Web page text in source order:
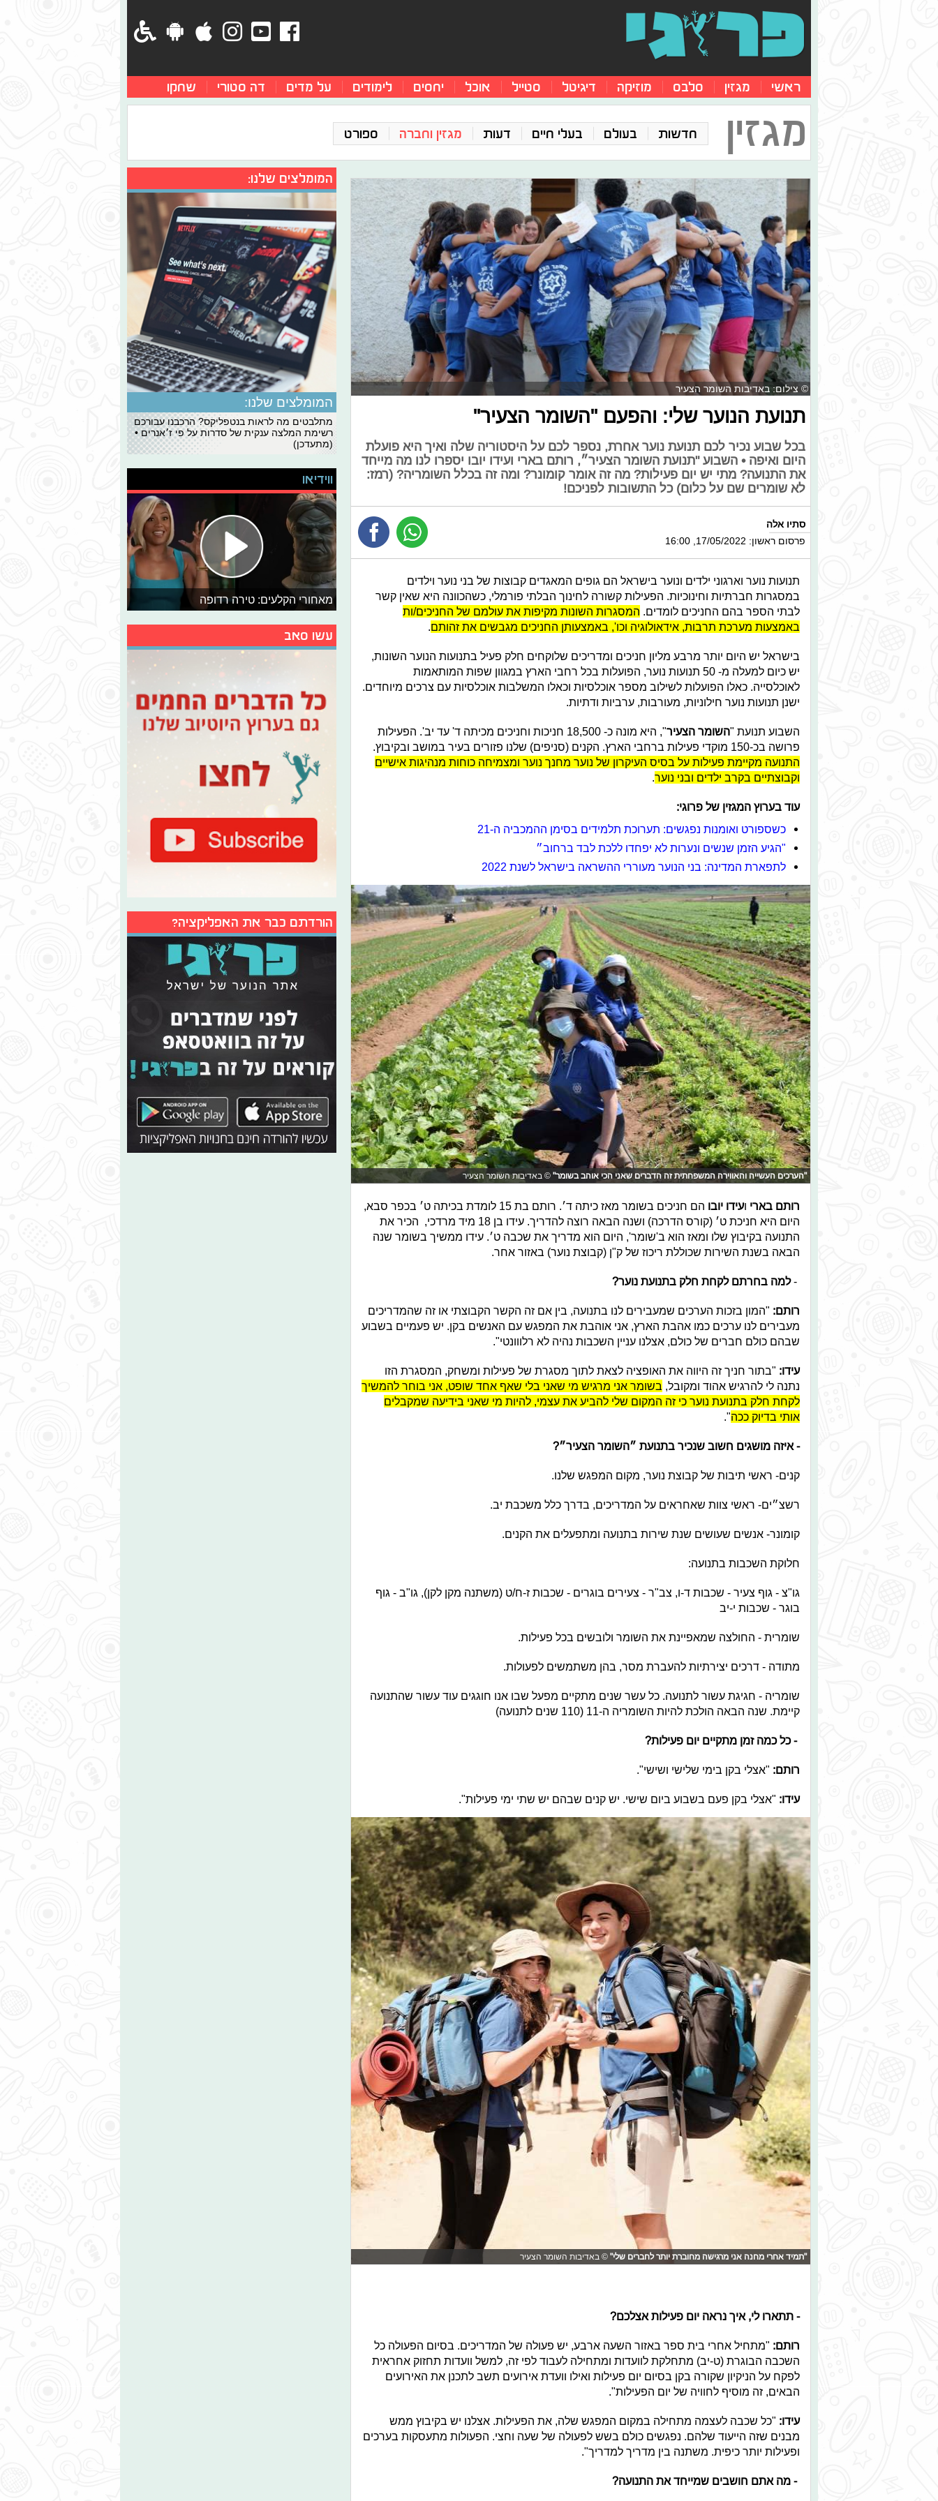
ראשי מגזין סלבס מוזיקה דיגיטל סטייל אוכל יחסים לימודים על מדים דה סטורי שחקו
מגזין חדשות בעולם בעלי חיים דעות מגזין וחברה ספורט
© צילום: באדיבות השומר הצעיר
תנועת הנוער שלי: והפעם "השומר הצעיר"
בכל שבוע נכיר לכם תנועת נוער אחרת, נספר לכם על היסטוריה שלה ואיך היא פועלת
היום ואיפה • השבוע "תנועת השומר הצעיר״, רותם בארי ועידו יובו יספרו לנו מה מייחד
את התנועה? מתי יש יום פעילות? מה זה אומר קומונר? ומה זה בכלל השומריה? (רמז:
לא שומרים שם על כלום) כל התשובות לפניכם!
סתיו אלה
פרסום ראשון: 17/05/2022, 16:00
תנועות נוער וארגוני ילדים ונוער בישראל הם גופים המאגדים קבוצות של בני נוער וילדים
במסגרות חברתיות וחינוכיות. הפעילות קשורה לחינוך הבלתי פורמלי, כשהכוונה היא שאין קשר
לבתי הספר בהם החניכים לומדים. המסגרות השונות מקיפות את עולמם של החניכים/ות
באמצעות מערכת תרבות, אידאולוגיה וכו', באמצעותן החניכים מגבשים את זהותם.
בישראל יש היום יותר מרבע מליון חניכים ומדריכים שלוקחים חלק פעיל בתנועות הנוער השונות,
יש כיום למעלה מ- 50 תנועות נוער, הפועלות בכל רחבי הארץ במגוון שפות המותאמות
לאוכלסייה. כאלו הפועלות לשילוב מספר אוכלסיות וכאלו המשלבות אוכלסיות עם צרכים מיוחדים.
ישנן תנועות נוער חילוניות, מעורבות, ערביות ודתיות.
השבוע תנועת "השומר הצעיר
", היא מונה כ- 18,500 חניכות וחניכים מכיתה ד' עד יב'. הפעילות
פרושה בכ-150 מוקדי פעילות ברחבי הארץ. הקנים (סניפים) שלנו פזורים בעיר במושב ובקיבוץ.
התנועה מקיימת פעילות על בסיס העיקרון של נוער מחנך נוער ומצמיחה כוחות מנהיגות אישיים
וקבוצתיים בקרב ילדים ובני נוער.
עוד בערוץ המגזין של פרוגי:
כשספורט ואומנות נפגשים: תערוכת תלמידים בסימן ההמכביה ה-21
"הגיע הזמן שנשים ונערות לא יפחדו ללכת לבד ברחוב״
לתפארת המדינה: בני הנוער מעוררי ההשראה בישראל לשנת 2022
"הערכים העשייה והאווירה המשפחתית זה הדברים שאני הכי אוהב בשומר" © באדיבות השומר הצעיר
רותם בארי ועידו יובו
הם חניכים בשומר מאז כיתה ד׳. רותם בת 15 לומדת בכיתה ט׳ בכפר סבא,
היום היא חניכת ט׳ (קורס הדרכה) ושנה הבאה רוצה להדריך. עידו בן 18 מיד מרדכי, הכיר את
התנועה בקיבוץ שלו ומאז הוא ב'שומר', היום הוא מדריך את שכבה ט׳. עידו ממשיך בשומר שנה
הבאה בשנת השירות שכוללת ריכוז של ק"ן (קבוצת נוער) באזור אחר.
-למה בחרתם לקחת חלק בתנועת נוער?
רותם: "המון בזכות הערכים שמעבירים לנו בתנועה, בין אם זה הקשר הקבוצתי או זה שהמדריכים
מעבירים לנו ערכים כמו אהבת הארץ, אני אוהבת את המפגש עם האנשים בקן. יש פעמיים בשבוע
שבהם כולם חברים של כולם, אצלנו עניין השכבות נהיה לא רלווונטי".
עידו: "בתור חניך זה היווה את האופציה לצאת לתוך מסגרת של פעילות ומשחק, המסגרת הזו
נתנה לי להרגיש אהוד ומקובל, בשומר אני מרגיש מי שאני בלי שאף אחד שופט, אני בוחר להמשיך
לקחת חלק בתנועת נוער כי זה המקום שלי להביע את עצמי, להיות מי שאני בידיעה שמקבלים
אותי בדיוק ככה".
- איזה מושגים חשוב שנכיר בתנועת ״השומר הצעיר״?
קנים- ראשי תיבות של קבוצת נוער, מקום המפגש שלנו.
רשצ״ים- ראשי צוות שאחראים על המדריכים, בדרך כלל משכבת יב.
קומונר- אנשים שעושים שנת שירות בתנועה ומתפעלים את הקנים.
חלוקת השכבות בתנועה:
גו"צ - גוף צעיר - שכבות ד-ו, צב"ר - צעירים בוגרים - שכבות ז-ח/ט (משתנה מקן לקן), גו"ב - גוף
בוגר - שכבות י-יב
שומרית - החולצה שמאפיינת את השומר ולובשים בכל פעילות.
מתודה - דרכים יצירתיות להעברת מסר, בהן משתמשים לפעולות.
שומריה - חגיגת עשור לתנועה. כל עשר שנים מתקיים מפעל שבו אנו חוגגים עוד עשור שהתנועה
קיימת. שנה הבאה הולכת להיות השומריה ה-11 (110 שנים לתנועה)
-כל כמה זמן מתקיים יום פעילות?
רותם: "אצלי בקן בימי שלישי ושישי".
עידו: "אצלי בקן פעם בשבוע ביום שישי. יש קנים שבהם יש שתי ימי פעילות".
"תמיד אחרי מחנה אני מרגישה מחוברת יותר לחברים שלי" © באדיבות השומר הצעיר
- תתארו לי, איך נראה יום פעילות אצלכם?
רותם: "מתחיל אחרי בית ספר באזור השעה ארבע, יש פעולה של המדריכים. בסיום הפעולה כל
השכבה הבוגרת (ט-יב) מתחלקת לוועדות ומתחילה לעבוד לפי זה, למשל וועדות תחזוק אחראית
לפקח על הניקיון שקורה בקן בסיום יום פעילות ואילו וועדת אירועים תשב לתכנן את האירועים
הבאים, זה מוסיף לחוויה של יום הפעילות".
עידו: "כל שכבה לעצמה מתחילה במקום המפגש שלה, את הפעילות. אצלנו יש בקיבוץ ממש
מבנים שזה הייעוד שלהם. נפגשים כולם בשש לפעולה של שעה וחצי. הפעולות מתעסקות בערכים
ופעילות יותר כיפית. משתנה בין מדריך למדריך".
- מה אתם חושבים שמייחד את התנועה?
המומלצים שלנו:
המומלצים שלנו:
מתלבטים מה לראות בנטפליקס? הרכבנו עבורכם
רשימת המלצה ענקית של סדרות על פי ז׳אנרים •
(מתעדכן)
ווידיאו
מאחורי הקלעים: טירה רדופה
עשו סאב
הורדתם כבר את האפליקציה?